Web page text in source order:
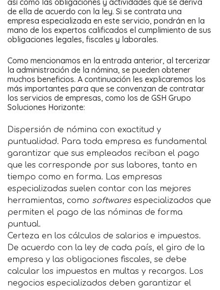
así como las obligaciones y actividades que se deriva
de ella de acuerdo con la ley. Si se contrata una
empresa especializada en este servicio, pondrán en la
mano de los expertos calificados el cumplimiento de sus
obligaciones legales, fiscales y laborales.
Como mencionamos en la entrada anterior, al tercerizar
la administración de la nómina, se pueden obtener
muchos beneficios. A continuación les explicaremos los
más importantes para que se convenzan de contratar
los servicios de empresas, como los de GSH Grupo
Soluciones Horizonte:
Dispersión de nómina con exactitud y
puntualidad. Para toda empresa es fundamental
garantizar que sus empleados reciban el pago
que les corresponde por sus labores, tanto en
tiempo como en forma. Las empresas
especializadas suelen contar con las mejores
herramientas, como softwaresespecializados que
permiten el pago de las nóminas de forma
puntual.
Certeza en los cálculos de salarios e impuestos.
De acuerdo con la ley de cada país, el giro de la
empresa y las obligaciones fiscales, se debe
calcular los impuestos en multas y recargos. Los
negocios especializados deben garantizar el